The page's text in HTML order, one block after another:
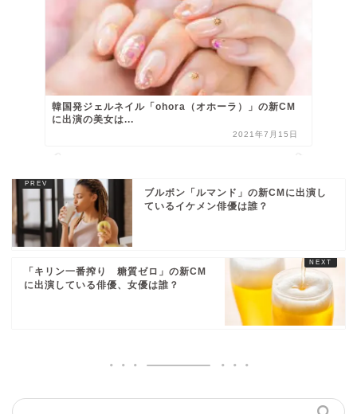
韓国発ジェルネイル「ohora（オホーラ）」の新CM
に出演の美女は...
2021年7月15日
ブルボン「ルマンド」の新CMに出演し
ているイケメン俳優は誰？
「キリン一番搾り 糖質ゼロ」の新CM
に出演している俳優、女優は誰？